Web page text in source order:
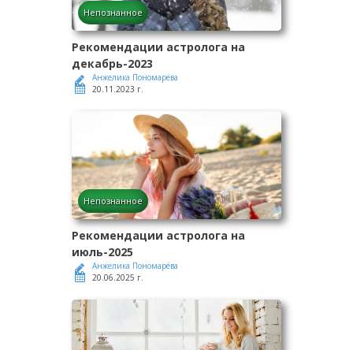
Непознанное
Рекомендации астролога на
декабрь-2023
Анжелика Пономарёва
20.11.2023 г.
Непознанное
Рекомендации астролога на
июль-2025
Анжелика Пономарёва
20.06.2025 г.